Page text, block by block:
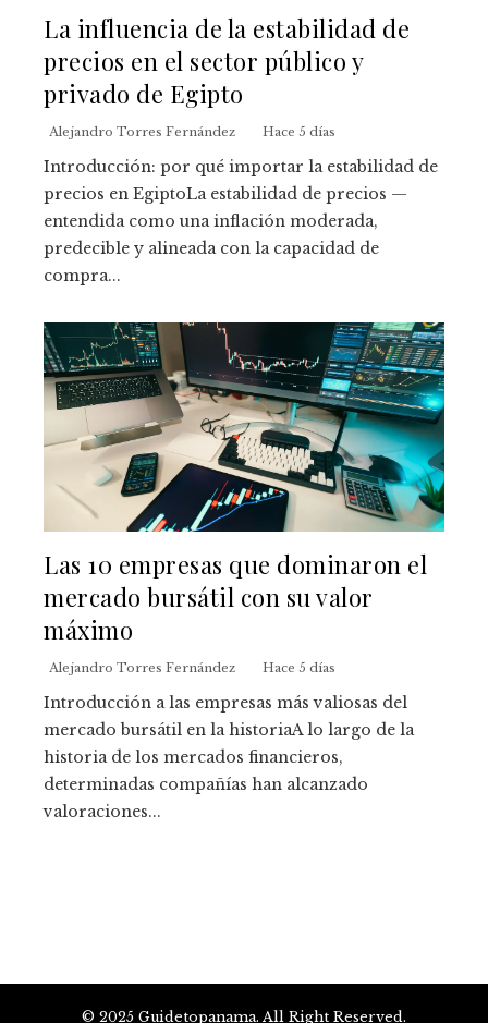
La influencia de la estabilidad de
precios en el sector público y
privado de Egipto
Alejandro Torres Fernández Hace 5 días
Introducción: por qué importar la estabilidad de
precios en EgiptoLa estabilidad de precios —
entendida como una inflación moderada,
predecible y alineada con la capacidad de
compra...
Las 10 empresas que dominaron el
mercado bursátil con su valor
máximo
Alejandro Torres Fernández Hace 5 días
Introducción a las empresas más valiosas del
mercado bursátil en la historiaA lo largo de la
historia de los mercados financieros,
determinadas compañías han alcanzado
valoraciones...
© 2025 Guidetopanama. All Right Reserved.